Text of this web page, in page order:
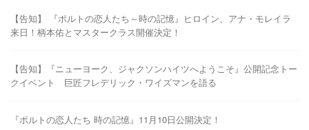
【告知】 『ポルトの恋人たち～時の記憶』ヒロイン、アナ・モレイラ
来日！柄本佑とマスタークラス開催決定！
【告知】『ニューヨーク、ジャクソンハイツへようこそ』公開記念トー
クイベント 巨匠フレデリック・ワイズマンを語る
『ポルトの恋人たち 時の記憶』11月10日公開決定！